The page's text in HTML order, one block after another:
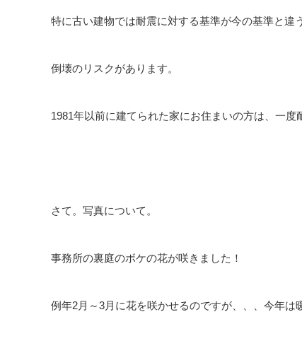
特に古い建物では耐震に対する基準が今の基準と
倒壊のリスクがあります。
1981年以前に建てられた家にお住まいの方は、一度
さて。写真について。
事務所の裏庭のボケの花が咲きました！
例年2月～3月に花を咲かせるのですが、、、今年は